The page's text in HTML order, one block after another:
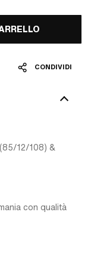
CONDIVIDI
12/108) &
con qualità